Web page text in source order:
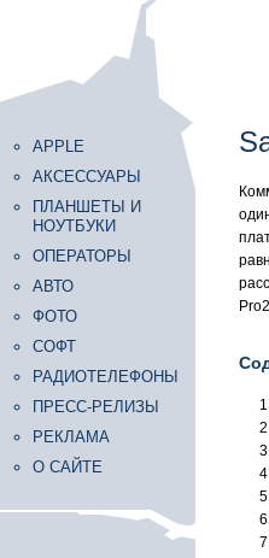
APPLE
АКСЕССУАРЫ
ПЛАНШЕТЫ И
НОУТБУКИ
ОПЕРАТОРЫ
АВТО
ФОТО
СОФТ
РАДИОТЕЛЕФОНЫ
ПРЕСС-РЕЛИЗЫ
РЕКЛАМА
О САЙТЕ